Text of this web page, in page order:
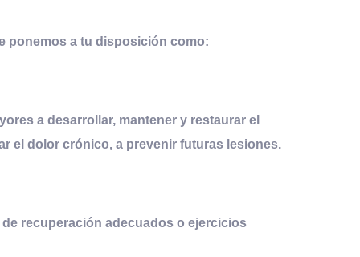
ponemos a tu disposición como:
a desarrollar, mantener y restaurar el
el dolor crónico, a prevenir futuras lesiones.
recuperación adecuados o ejercicios